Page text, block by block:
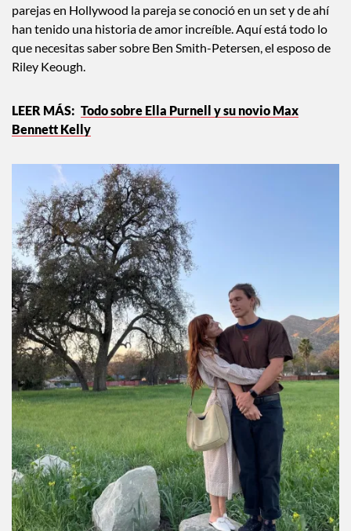
parejas en Hollywood la pareja se conoció en un set y de ahí
han tenido una historia de amor increíble. Aquí está todo lo
que necesitas saber sobre Ben Smith-Petersen, el esposo de
Riley Keough.
Todo sobre Ella Purnell y su novio Max
Bennett Kelly